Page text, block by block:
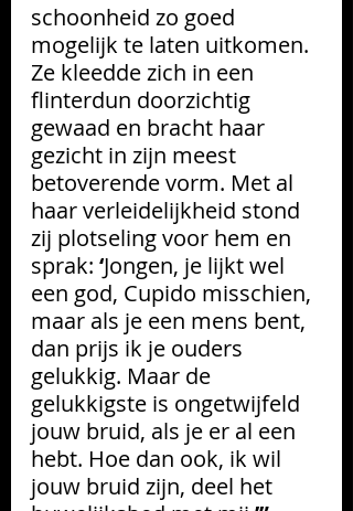
schoonheid zo goed
mogelijk te laten uitkomen.
Ze kleedde zich in een
flinterdun doorzichtig
gewaad en bracht haar
gezicht in zijn meest
betoverende vorm. Met al
haar verleidelijkheid stond
zij plotseling voor hem en
sprak: ‘Jongen, je lijkt wel
een god, Cupido misschien,
maar als je een mens bent,
dan prijs ik je ouders
gelukkig. Maar de
gelukkigste is ongetwijfeld
jouw bruid, als je er al een
hebt. Hoe dan ook, ik wil
jouw bruid zijn, deel het